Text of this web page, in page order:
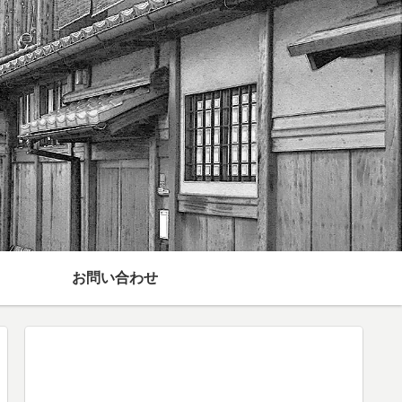
お問い合わせ